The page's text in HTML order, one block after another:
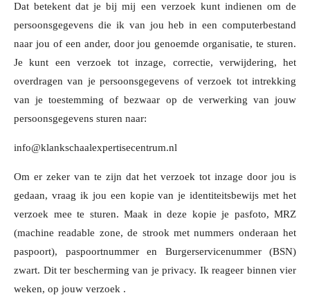
Dat betekent dat je bij mij een verzoek kunt indienen om de
persoonsgegevens die ik van jou heb in een computerbestand
naar jou of een ander, door jou genoemde organisatie, te sturen.
Je kunt een verzoek tot inzage, correctie, verwijdering, het
overdragen van je persoonsgegevens of verzoek tot intrekking
van je toestemming of bezwaar op de verwerking van jouw
persoonsgegevens sturen naar:
info@klankschaalexpertisecentrum.nl
Om er zeker van te zijn dat het verzoek tot inzage door jou is
gedaan, vraag ik jou een kopie van je identiteitsbewijs met het
verzoek mee te sturen. Maak in deze kopie je pasfoto, MRZ
(machine readable zone, de strook met nummers onderaan het
paspoort), paspoortnummer en Burgerservicenummer (BSN)
zwart. Dit ter bescherming van je privacy. Ik reageer binnen vier
weken, op jouw verzoek .